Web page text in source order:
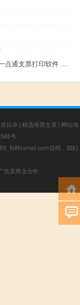
一点通支票打印软件 V6.6 官方免费版（一点通支票打印软件 V6.6 官方免费版功能简介）
目录 | 精选推荐文章 | 网站地
号
f_fb#foxmail.com说明，我们
告及商业合作